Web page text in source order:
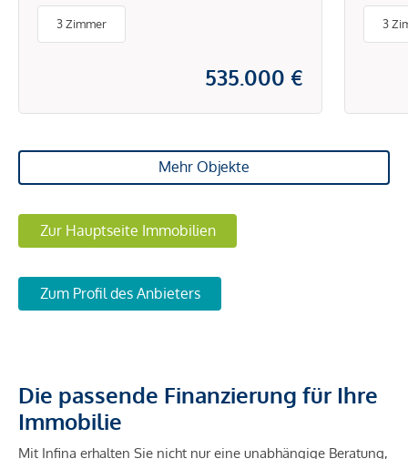
3 Zimmer
535.000 €
3
Mehr Objekte
Zur Hauptseite Immobilien
Zum Profil des Anbieters
Die passende Finanzierung für Ihre
Immobilie
Mit Infina erhalten Sie nicht nur eine unabhängige Beratung,